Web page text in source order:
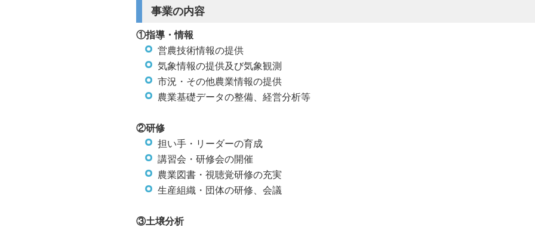
事業の内容
①指導・情報
営農技術情報の提供
気象情報の提供及び気象観測
市況・その他農業情報の提供
農業基礎データの整備、経営分析等
②研修
担い手・リーダーの育成
講習会・研修会の開催
農業図書・視聴覚研修の充実
生産組織・団体の研修、会議
③土壌分析